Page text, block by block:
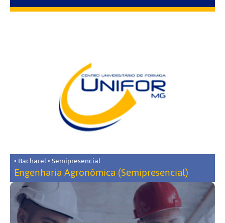
• Bacharel • Semipresencial
Engenharia Agronômica (Semipresencial)